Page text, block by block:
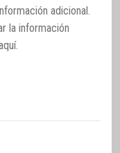
adicional.
la información
.